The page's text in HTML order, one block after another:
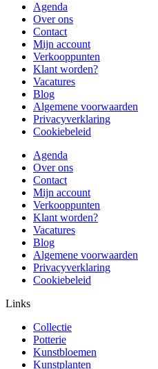
Agenda
Over ons
Contact
Mijn account
Verkooppunten
Klant worden?
Vacatures
Blog
Algemene voorwaarden
Privacyverklaring
Cookiebeleid
Agenda
Over ons
Contact
Mijn account
Verkooppunten
Klant worden?
Vacatures
Blog
Algemene voorwaarden
Privacyverklaring
Cookiebeleid
Links
Collectie
Potterie
Kunstbloemen
Kunstplanten